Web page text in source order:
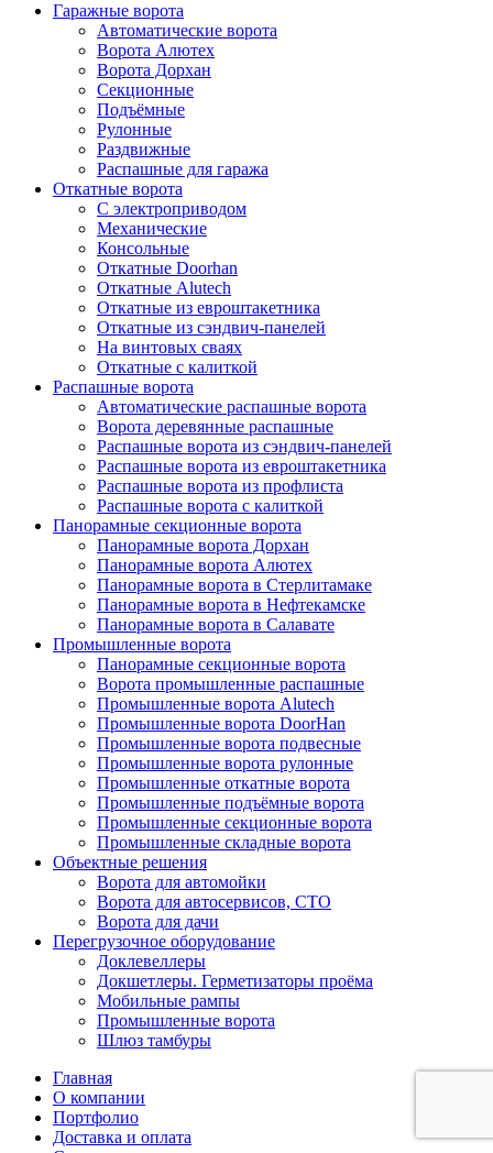
Гаражные ворота
Автоматические ворота
Ворота Алютех
Ворота Дорхан
Секционные
Подъёмные
Рулонные
Раздвижные
Распашные для гаража
Откатные ворота
С электроприводом
Механические
Консольные
Откатные Doorhan
Откатные Alutech
Откатные из евроштакетника
Откатные из сэндвич-панелей
На винтовых сваях
Откатные с калиткой
Распашные ворота
Автоматические распашные ворота
Ворота деревянные распашные
Распашные ворота из сэндвич-панелей
Распашные ворота из евроштакетника
Распашные ворота из профлиста
Распашные ворота с калиткой
Панорамные секционные ворота
Панорамные ворота Дорхан
Панорамные ворота Алютех
Панорамные ворота в Стерлитамаке
Панорамные ворота в Нефтекамске
Панорамные ворота в Салавате
Промышленные ворота
Панорамные секционные ворота
Ворота промышленные распашные
Промышленные ворота Alutech
Промышленные ворота DoorHan
Промышленные ворота подвесные
Промышленные ворота рулонные
Промышленные откатные ворота
Промышленные подъёмные ворота
Промышленные секционные ворота
Промышленные складные ворота
Объектные решения
Ворота для автомойки
Ворота для автосервисов, СТО
Ворота для дачи
Перегрузочное оборудование
Доклевеллеры
Докшетлеры. Герметизаторы проёма
Мобильные рампы
Промышленные ворота
Шлюз тамбуры
Главная
О компании
Портфолио
Доставка и оплата